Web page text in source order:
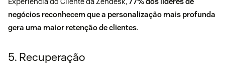
negócios reconhecem que a personalização mais profunda
gera uma maior retenção de clientes.
5. Recuperação